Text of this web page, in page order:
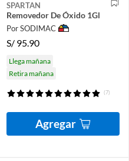
SPARTAN
Removedor De Óxido 1Gl
Por SODIMAC
S/ 95.90
Llega mañana
Retira mañana
(7)
Agregar